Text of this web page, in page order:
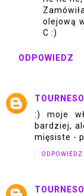
olejową
C :)
ODPOWIEDZ
:) moje
bardziej,
mięsiste -
ODPOWIEDZ